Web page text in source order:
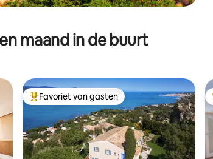
maand in de buurt
Topfavoriet van gasten
Favoriet van gasten